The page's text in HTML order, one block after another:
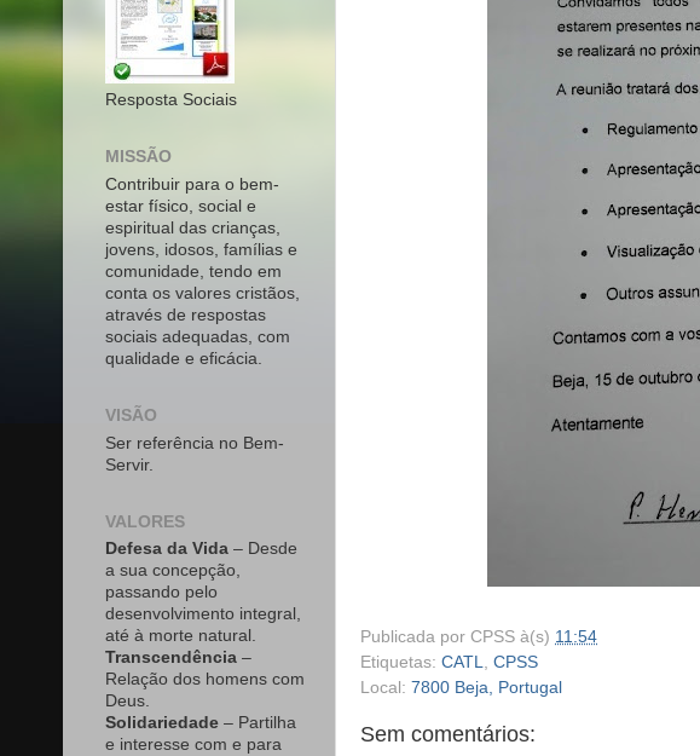
Publicada por CPSS à(s) 11:54
Etiquetas: CATL, CPSS
Local: 7800 Beja, Portugal
Sem comentários:
Resposta Sociais
MISSÃO
Contribuir para o bem-
estar físico, social e
espiritual das crianças,
jovens, idosos, famílias e
comunidade, tendo em
conta os valores cristãos,
através de respostas
sociais adequadas, com
qualidade e eficácia.
VISÃO
Ser referência no Bem-
Servir.
VALORES
Defesa da Vida – Desde
a sua concepção,
passando pelo
desenvolvimento integral,
até à morte natural.
Transcendência –
Relação dos homens com
Deus.
Solidariedade – Partilha
e interesse com e para